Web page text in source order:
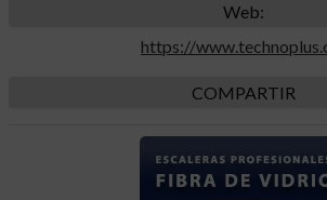
Web:
https://
COMPARTIR